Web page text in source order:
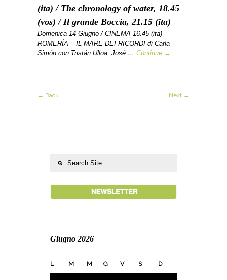
(ita) / The chronology of water, 18.45
(vos) / Il grande Boccia, 21.15 (ita)
Domenica 14 Giugno / CINEMA 16.45 (ita)
ROMERÍA – IL MARE DEI RICORDI di Carla
Simón con Tristán Ulloa, José … Continue →
Next →
← Back
Giugno 2026
L M M G V S D